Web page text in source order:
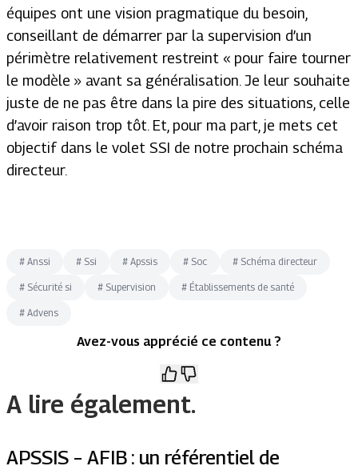
équipes ont une vision pragmatique du besoin,
conseillant de démarrer par la supervision d’un
périmètre relativement restreint « pour faire tourner
le modèle » avant sa généralisation. Je leur souhaite
juste de ne pas être dans la pire des situations, celle
d’avoir raison trop tôt. Et, pour ma part, je mets cet
objectif dans le volet SSI de notre prochain schéma
directeur.
# Anssi # Ssi # Apssis # Soc # Schéma directeur
# Sécurité si # Supervision # Établissements de santé
# Advens
Avez-vous apprécié ce contenu ?
A lire également.
APSSIS – AFIB : un référentiel de